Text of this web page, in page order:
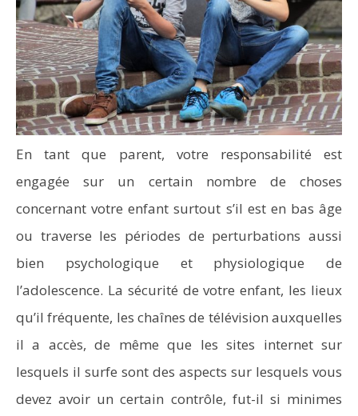
En tant que parent, votre responsabilité est
engagée sur un certain nombre de choses
concernant votre enfant surtout s’il est en bas âge
ou traverse les périodes de perturbations aussi
bien psychologique et physiologique de
l’adolescence. La sécurité de votre enfant, les lieux
qu’il fréquente, les chaînes de télévision auxquelles
il a accès, de même que les sites internet sur
lesquels il surfe sont des aspects sur lesquels vous
devez avoir un certain contrôle, fut-il si minimes